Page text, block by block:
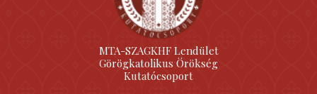
MTA-SZAGKHF Lendület
Görögkatolikus Örökség
Kutatócsoport